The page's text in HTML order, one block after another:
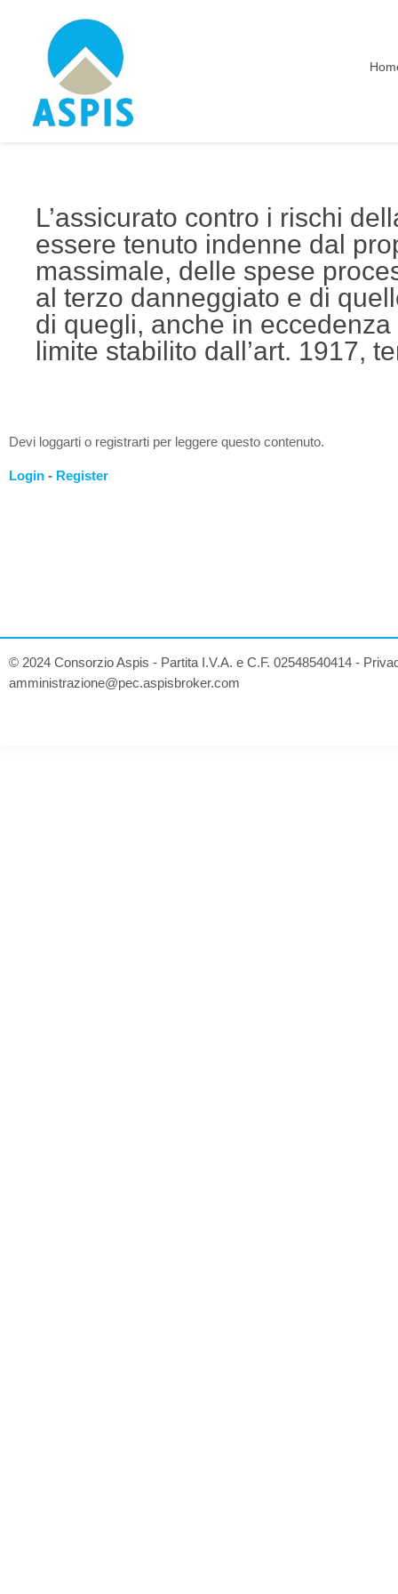
L’assicurato contro i rischi
essere tenuto indenne dal
massimale, delle spese
al terzo danneggiato e di
di quegli, anche in
limite stabilito dall’art. 1917,
Devi loggarti o registrarti per leggere questo contenuto.
Login - Register
© 2024 Consorzio Aspis - Partita I.V.A. e C.F. 02548540414 -
amministrazione@pec.aspisbroker.com